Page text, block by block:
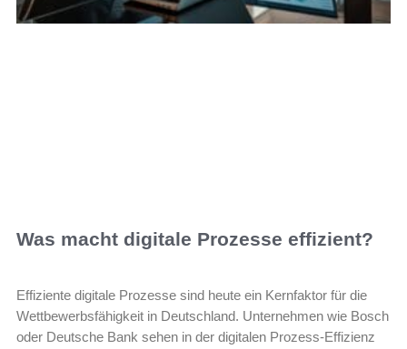
Was macht digitale Prozesse effizient?
Effiziente digitale Prozesse sind heute ein Kernfaktor für die
Wettbewerbsfähigkeit in Deutschland. Unternehmen wie Bosch
oder Deutsche Bank sehen in der digitalen Prozess-Effizienz